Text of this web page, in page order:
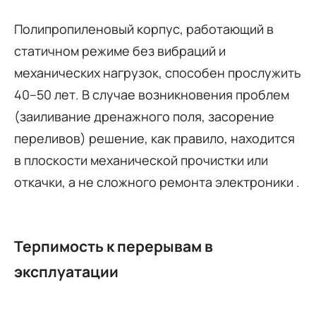
Полипропиленовый корпус, работающий в
статичном режиме без вибраций и
механических нагрузок, способен прослужить
40–50 лет. В случае возникновения проблем
(заиливание дренажного поля, засорение
переливов) решение, как правило, находится
в плоскости механической прочистки или
откачки, а не сложного ремонта электроники .
Терпимость к перерывам в
эксплуатации